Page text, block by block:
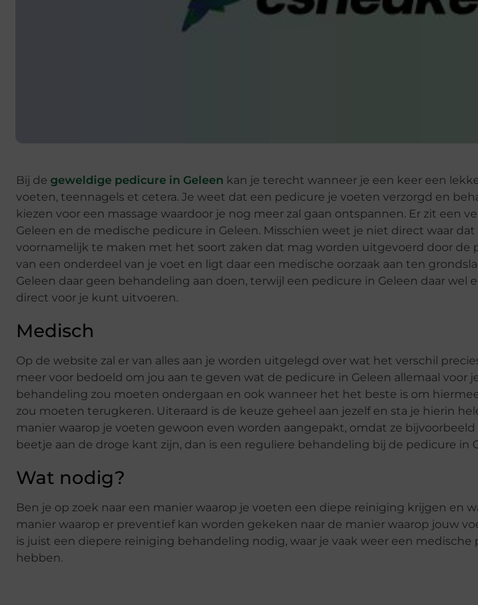
Bij de geweldige pedicure in Geleen kan je terecht wanneer je een keer een
voeten, teennagels et cetera. Je weet dat een pedicure je voeten verzorgd en
kiezen voor een massage waardoor je nog meer zal gaan ontspannen. Er zit een
Geleen en de medische pedicure in Geleen. Misschien weet je niet direct waar
voornamelijk te maken met het soort zaken dat mag worden uitgevoerd door de
van een onderdeel van je voet en ligt daar een medische oorzaak aan ten
Geleen daar geen behandeling aan doen, terwijl een pedicure in Geleen daar wel
direct voor je kunt uitvoeren.
Medisch
Op de website zal er van alles aan je worden uitgelegd over wat het verschil
meer voor bedoeld om jou aan te geven wat de pedicure in Geleen allemaal voor
behandeling zou moeten ondergaan en ook wanneer het het beste is om
zou moeten terugkeren. Uiteraard is de keuze geheel aan jezelf en sta je hierin
manier waarop je voeten gewoon even worden aangepakt, omdat ze
beetje aan de droge kant zijn, dan is een reguliere behandeling bij de pedicure in
Wat nodig?
Ben je op zoek naar een manier waarop je voeten een diepe reiniging krijgen en
manier waarop er preventief kan worden gekeken naar de manier waarop jouw
is juist een diepere reiniging behandeling nodig, waar je vaak weer een medische
hebben.